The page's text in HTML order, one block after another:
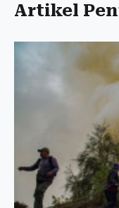
Artikel